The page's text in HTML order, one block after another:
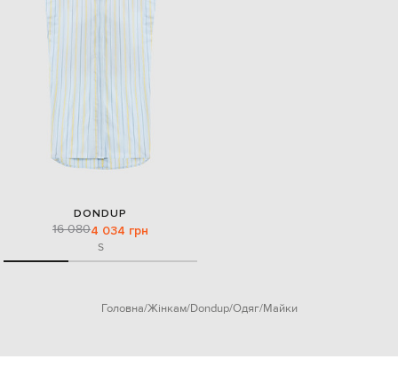
DONDUP
16 0804 034 грн
S
Головна Жінкам Dondup Одяг Майки